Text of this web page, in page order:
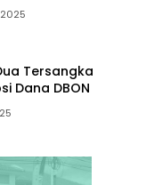
Tersangka
Dana DBON